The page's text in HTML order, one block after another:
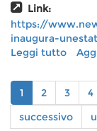
Link:
https://
inaugura-
Leggi tutto su
al
lago”:
1 2 3 4
successivo